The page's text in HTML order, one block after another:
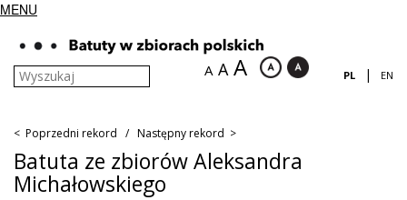
MENU
A A A PL | EN
< Poprzedni rekord / Następny rekord >
Batuta ze zbiorów Aleksandra
Michałowskiego